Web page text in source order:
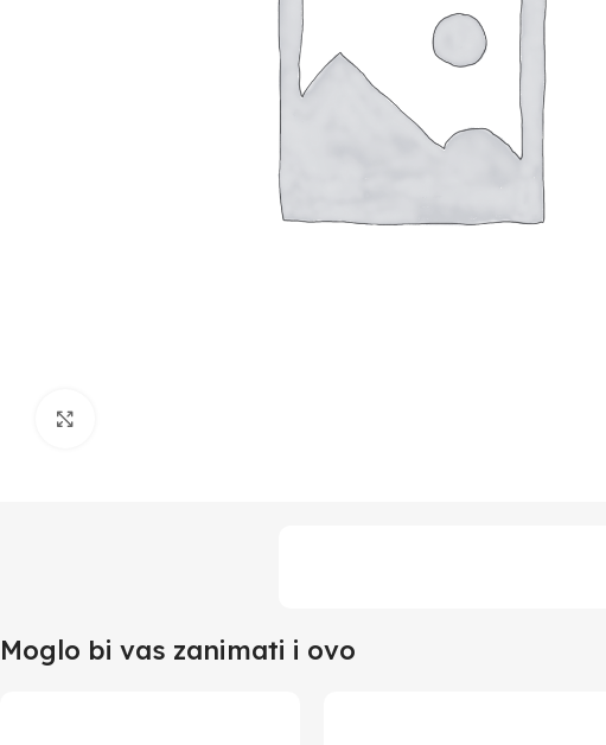
Moglo bi vas zanimati i ovo